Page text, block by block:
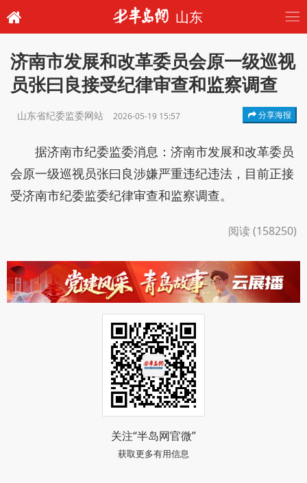
山东
济南市发展和改革委员会原一级巡视
员张曰良接受纪律审查和监察调查
山东省纪委监委网站 2026-05-19 15:57 分享海报
据济南市纪委监委消息：济南市发展和改革委员
会原一级巡视员张曰良涉嫌严重违纪违法，目前正接
受济南市纪委监委纪律审查和监察调查。
阅读 (158250)
关注“半岛网官微”
获取更多有用信息